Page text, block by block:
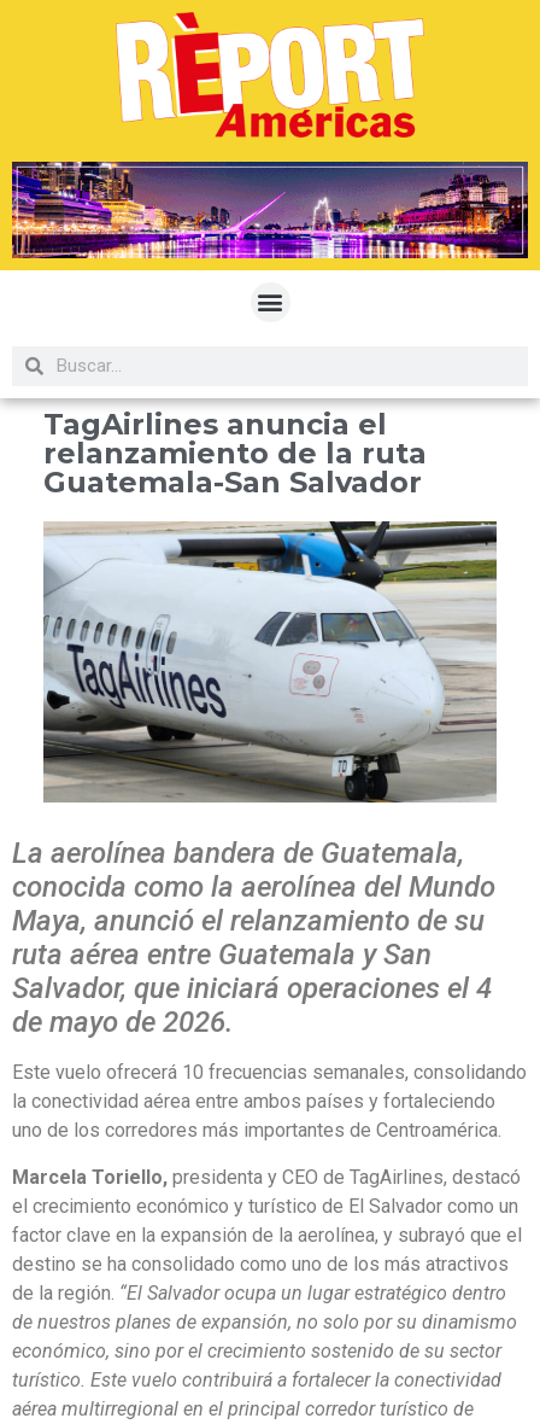
TagAirlines anuncia el
relanzamiento de la ruta
Guatemala-San Salvador
La aerolínea bandera de Guatemala,
conocida como la aerolínea del Mundo
Maya, anunció el relanzamiento de su
ruta aérea entre Guatemala y San
Salvador, que iniciará operaciones el 4
de mayo de 2026.
Este vuelo ofrecerá 10 frecuencias semanales, consolidando
la conectividad aérea entre ambos países y fortaleciendo
uno de los corredores más importantes de Centroamérica.
Marcela Toriello, presidenta y CEO de TagAirlines, destacó
el crecimiento económico y turístico de El Salvador como un
factor clave en la expansión de la aerolínea, y subrayó que el
destino se ha consolidado como uno de los más atractivos
de la región. “El Salvador ocupa un lugar estratégico dentro
de nuestros planes de expansión, no solo por su dinamismo
económico, sino por el crecimiento sostenido de su sector
turístico. Este vuelo contribuirá a fortalecer la conectividad
aérea multirregional en el principal corredor turístico de